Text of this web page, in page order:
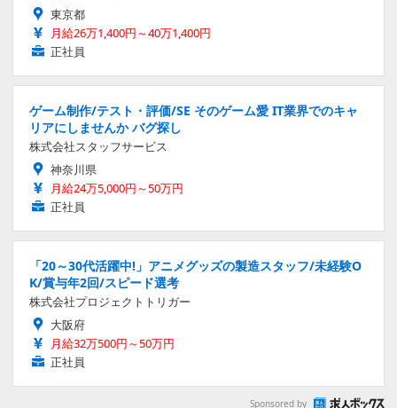
東京都
月給26万1,400円～40万1,400円
正社員
ゲーム制作/テスト・評価/SE そのゲーム愛 IT業界でのキャ
リアにしませんか バグ探し
株式会社スタッフサービス
神奈川県
月給24万5,000円～50万円
正社員
「20～30代活躍中!」アニメグッズの製造スタッフ/未経験O
K/賞与年2回/スピード選考
株式会社プロジェクトトリガー
大阪府
月給32万500円～50万円
正社員
Sponsored by